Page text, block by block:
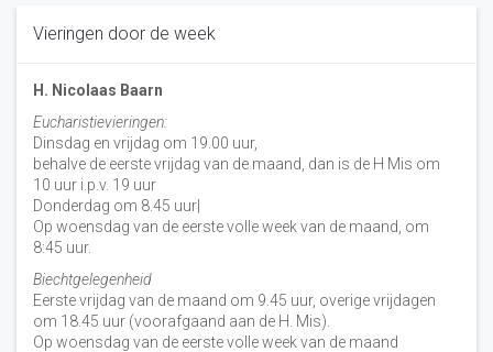
Vieringen door de week
H. Nicolaas Baarn
Eucharistievieringen:
Dinsdag en vrijdag om 19.00 uur,
behalve de eerste vrijdag van de maand, dan is de H Mis om
10 uur i.p.v. 19 uur
Donderdag om 8.45 uur|
Op woensdag van de eerste volle week van de maand, om
8:45 uur.
Biechtgelegenheid
Eerste vrijdag van de maand om 9.45 uur, overige vrijdagen
om 18.45 uur (voorafgaand aan de H. Mis).
Op woensdag van de eerste volle week van de maand